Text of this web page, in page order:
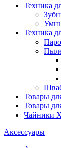
Техника
Техника
Товары
Товары
Чайники
Аксессуары